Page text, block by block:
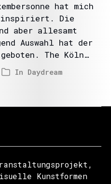
hat mich
inspiriert. Die
aber allesamt
Auswahl hat der
The Köln…
In Daydream
Kunstformen